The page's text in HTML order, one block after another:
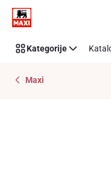
Preskoči link
Kategorije
Maxi